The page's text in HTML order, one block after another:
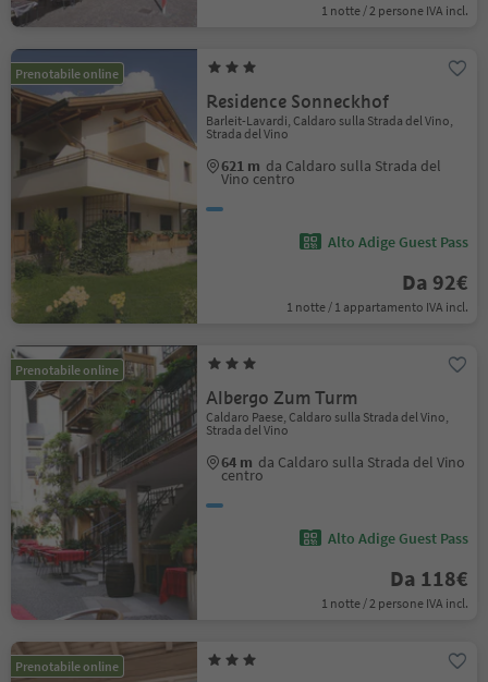
1 notte / 2 persone IVA incl.
Prenotabile online
Residence Sonneckhof
Barleit-Lavardi, Caldaro sulla Strada del Vino,
Strada del Vino
621 m da Caldaro sulla Strada del
Vino centro
Alto Adige Guest Pass
Da 92€
1 notte / 1 appartamento IVA incl.
Prenotabile online
Albergo Zum Turm
Caldaro Paese, Caldaro sulla Strada del Vino,
Strada del Vino
64 m da Caldaro sulla Strada del Vino
centro
Alto Adige Guest Pass
Da 118€
1 notte / 2 persone IVA incl.
Prenotabile online